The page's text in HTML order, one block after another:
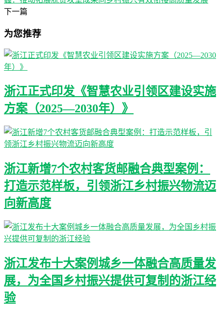
下一篇
为您推荐
浙江正式印发《智慧农业引领区建设实施
方案（2025—2030年）》
浙江新增7个农村客货邮融合典型案例：
打造示范样板，引领浙江乡村振兴物流迈
向新高度
浙江发布十大案例城乡一体融合高质量发
展，为全国乡村振兴提供可复制的浙江经
验